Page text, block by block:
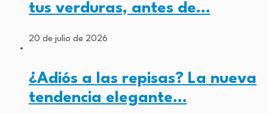
tus verduras, antes de…
20 de julio de 2026
¿Adiós a las repisas? La nueva
tendencia elegante…